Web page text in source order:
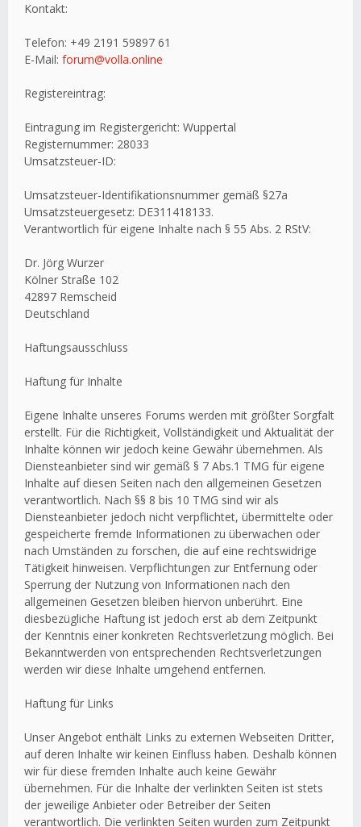
Kontakt:
Telefon: +49 2191 59897 61
E-Mail: forum@volla.online
Registereintrag:
Eintragung im Registergericht: Wuppertal
Registernummer: 28033
Umsatzsteuer-ID:
Umsatzsteuer-Identifikationsnummer gemäß §27a
Umsatzsteuergesetz: DE311418133.
Verantwortlich für eigene Inhalte nach § 55 Abs. 2 RStV:
Dr. Jörg Wurzer
Kölner Straße 102
42897 Remscheid
Deutschland
Haftungsausschluss
Haftung für Inhalte
Eigene Inhalte unseres Forums werden mit größter Sorgfalt
erstellt. Für die Richtigkeit, Vollständigkeit und Aktualität der
Inhalte können wir jedoch keine Gewähr übernehmen. Als
Diensteanbieter sind wir gemäß § 7 Abs.1 TMG für eigene
Inhalte auf diesen Seiten nach den allgemeinen Gesetzen
verantwortlich. Nach §§ 8 bis 10 TMG sind wir als
Diensteanbieter jedoch nicht verpflichtet, übermittelte oder
gespeicherte fremde Informationen zu überwachen oder
nach Umständen zu forschen, die auf eine rechtswidrige
Tätigkeit hinweisen. Verpflichtungen zur Entfernung oder
Sperrung der Nutzung von Informationen nach den
allgemeinen Gesetzen bleiben hiervon unberührt. Eine
diesbezügliche Haftung ist jedoch erst ab dem Zeitpunkt
der Kenntnis einer konkreten Rechtsverletzung möglich. Bei
Bekanntwerden von entsprechenden Rechtsverletzungen
werden wir diese Inhalte umgehend entfernen.
Haftung für Links
Unser Angebot enthält Links zu externen Webseiten Dritter,
auf deren Inhalte wir keinen Einfluss haben. Deshalb können
wir für diese fremden Inhalte auch keine Gewähr
übernehmen. Für die Inhalte der verlinkten Seiten ist stets
der jeweilige Anbieter oder Betreiber der Seiten
verantwortlich. Die verlinkten Seiten wurden zum Zeitpunkt